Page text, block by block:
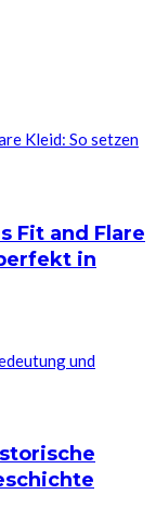
Fit and Flare
in